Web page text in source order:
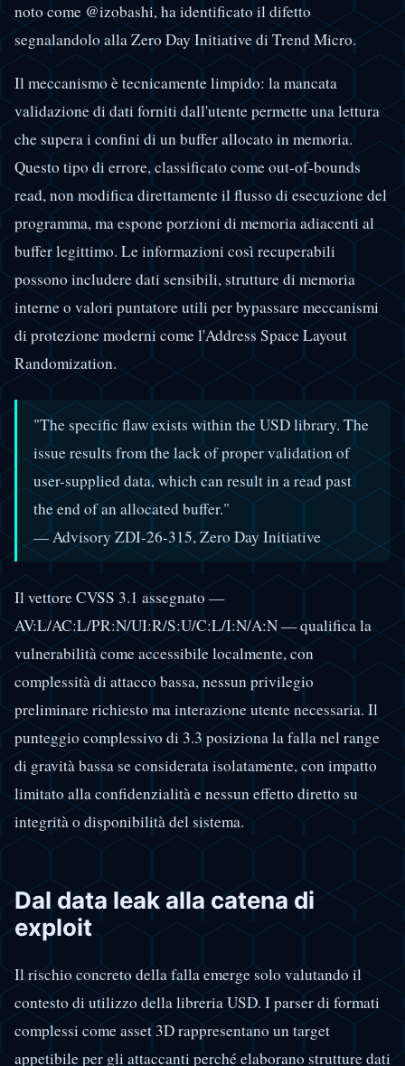
noto come @izobashi, ha identificato il difetto
segnalandolo alla Zero Day Initiative di Trend Micro.
Il meccanismo è tecnicamente limpido: la mancata
validazione di dati forniti dall'utente permette una lettura
che supera i confini di un buffer allocato in memoria.
Questo tipo di errore, classificato come out-of-bounds
read, non modifica direttamente il flusso di esecuzione del
programma, ma espone porzioni di memoria adiacenti al
buffer legittimo. Le informazioni così recuperabili
possono includere dati sensibili, strutture di memoria
interne o valori puntatore utili per bypassare meccanismi
di protezione moderni come l'Address Space Layout
Randomization.
"The specific flaw exists within the USD library. The
issue results from the lack of proper validation of
user-supplied data, which can result in a read past
the end of an allocated buffer."
— Advisory ZDI-26-315, Zero Day Initiative
Il vettore CVSS 3.1 assegnato —
AV:L/AC:L/PR:N/UI:R/S:U/C:L/I:N/A:N — qualifica la
vulnerabilità come accessibile localmente, con
complessità di attacco bassa, nessun privilegio
preliminare richiesto ma interazione utente necessaria. Il
punteggio complessivo di 3.3 posiziona la falla nel range
di gravità bassa se considerata isolatamente, con impatto
limitato alla confidenzialità e nessun effetto diretto su
integrità o disponibilità del sistema.
Dal data leak alla catena di
exploit
Il rischio concreto della falla emerge solo valutando il
contesto di utilizzo della libreria USD. I parser di formati
complessi come asset 3D rappresentano un target
appetibile per gli attaccanti perché elaborano strutture dati